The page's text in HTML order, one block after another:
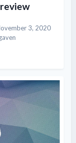
3, 2020